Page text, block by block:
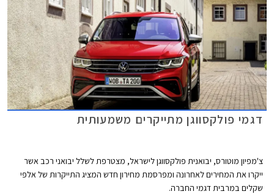
דגמי פולקסווגן מתייקרים משמעותית
צ'מפיון מוטורס, יבואנית פולקסווגן לישראל, מצטרפת לשלל יבואני רכב אשר
ייקרו את המחירים לאחרונה ומפרסמת מחירון חדש המציג התייקרות של אלפי
שקלים במרבית דגמי החברה.